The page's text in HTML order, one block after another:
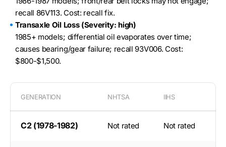
recall 86V113. Cost: recall fix.
Transaxle Oil Loss (Severity: high)
1985+ models; differential oil evaporates over time;
causes bearing/gear failure; recall 93V006. Cost:
$800-$1,500.
GENERATION NHTSA IIHS
C2 (1978-1982) Not rated Not rated